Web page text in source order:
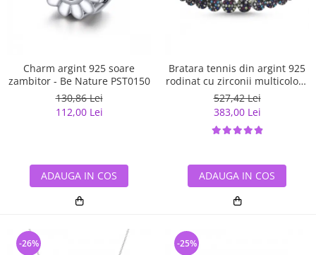
Charm argint 925 soare
zambitor - Be Nature PST0150
130,86 Lei
112,00 Lei
ADAUGA IN COS
Bratara tennis din argint 925
rodinat cu zirconii multicolore
- Be Elegant BTU0108
527,42 Lei
383,00 Lei
ADAUGA IN COS
-26% -25%